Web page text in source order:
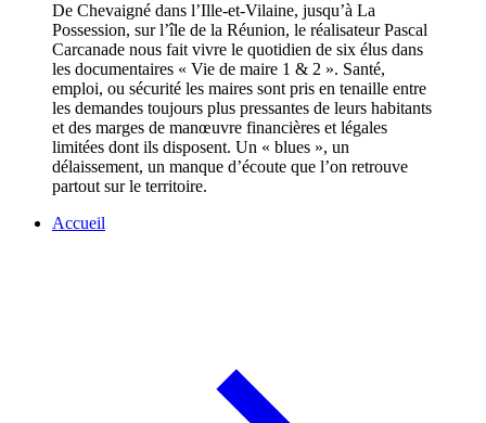
De Chevaigné dans l’Ille-et-Vilaine, jusqu’à La
Possession, sur l’île de la Réunion, le réalisateur Pascal
Carcanade nous fait vivre le quotidien de six élus dans
les documentaires « Vie de maire 1 & 2 ». Santé,
emploi, ou sécurité les maires sont pris en tenaille entre
les demandes toujours plus pressantes de leurs habitants
et des marges de manœuvre financières et légales
limitées dont ils disposent. Un « blues », un
délaissement, un manque d’écoute que l’on retrouve
partout sur le territoire.
Accueil